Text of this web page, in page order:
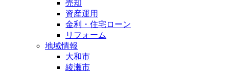
売却
資産運用
金利・住宅ローン
リフォーム
地域情報
大和市
綾瀬市